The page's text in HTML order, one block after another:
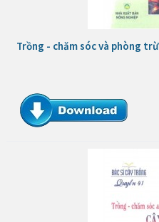
Trồng - chăm sóc và phòng